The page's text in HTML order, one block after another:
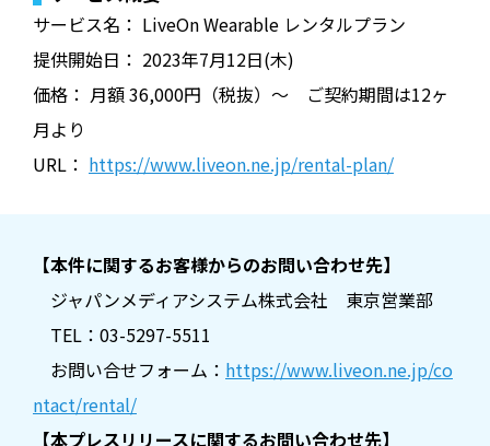
サービス名： LiveOn Wearable レンタルプラン
提供開始日： 2023年7月12日(木)
価格： 月額 36,000円（税抜）～ ご契約期間は12ヶ
月より
URL： https://www.liveon.ne.jp/rental-plan/
【本件に関するお客様からのお問い合わせ先】
ジャパンメディアシステム株式会社 東京営業部
TEL：03-5297-5511
お問い合せフォーム： https://www.liveon.ne.jp/co
ntact/rental/
【本プレスリリースに関するお問い合わせ先】